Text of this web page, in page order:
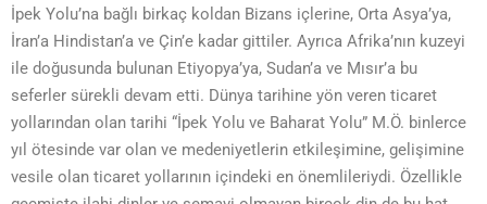
İpek Yolu’na bağlı birkaç koldan Bizans içlerine, Orta Asya’ya,
İran’a Hindistan’a ve Çin’e kadar gittiler. Ayrıca Afrika’nın kuzeyi
ile doğusunda bulunan Etiyopya’ya, Sudan’a ve Mısır’a bu
seferler sürekli devam etti. Dünya tarihine yön veren ticaret
yollarından olan tarihi “İpek Yolu ve Baharat Yolu” M.Ö. binlerce
yıl ötesinde var olan ve medeniyetlerin etkileşimine, gelişimine
vesile olan ticaret yollarının içindeki en önemlileriydi. Özellikle